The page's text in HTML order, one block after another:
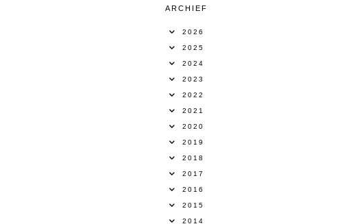
ARCHIEF
2026
2025
2024
2023
2022
2021
2020
2019
2018
2017
2016
2015
2014